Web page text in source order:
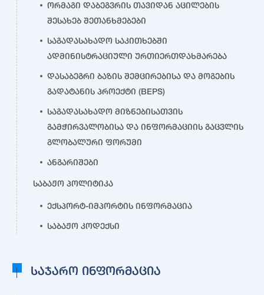
ორმაგი დაბეგვრის თავიდან აცილების
შესახებ შეთანხმებები
საგადასახადო საკითხებში
ადმინისტრაციული ურთიერთდახმარება
დასაბეგრი ბაზის შემცირებისა და მოგების
გადატანის პროექტი (BEPS)
საგადასახადო მიზნებისათვის
გამჭირვალობისა და ინფორმაციის გაცვლის
გლობალური ფორუმი
ანგარიშები
საბაჟო პოლიტიკა
ექსპორტ-იმპორტის ინფორმაცია
საბაჟო კოდექსი
საჯარო ინფორმაცია